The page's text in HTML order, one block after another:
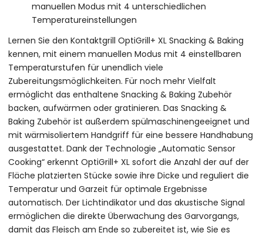
manuellen Modus mit 4 unterschiedlichen
Temperatureinstellungen
Lernen Sie den Kontaktgrill OptiGrill+ XL Snacking & Baking
kennen, mit einem manuellen Modus mit 4 einstellbaren
Temperaturstufen für unendlich viele
Zubereitungsmöglichkeiten. Für noch mehr Vielfalt
ermöglicht das enthaltene Snacking & Baking Zubehör
backen, aufwärmen oder gratinieren. Das Snacking &
Baking Zubehör ist außerdem spülmaschinengeeignet und
mit wärmisoliertem Handgriff für eine bessere Handhabung
ausgestattet. Dank der Technologie „Automatic Sensor
Cooking“ erkennt OptiGrill+ XL sofort die Anzahl der auf der
Fläche platzierten Stücke sowie ihre Dicke und reguliert die
Temperatur und Garzeit für optimale Ergebnisse
automatisch. Der Lichtindikator und das akustische Signal
ermöglichen die direkte Überwachung des Garvorgangs,
damit das Fleisch am Ende so zubereitet ist, wie Sie es